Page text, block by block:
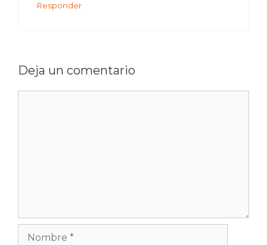
Responder
Deja un comentario
Nombre